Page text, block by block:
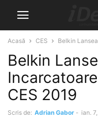
Acasă CES Belkin
Belkin
CES 2019
Scris de: Adrian Gabor - ian.